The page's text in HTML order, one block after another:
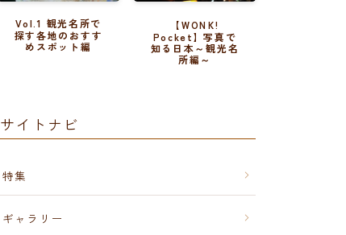
Vol.1 観光名所で
探す各地のおすす
めスポット編
【WONK!
Pocket】写真で
知る日本～観光名
所編～
サイトナビ
特集
ギャラリー